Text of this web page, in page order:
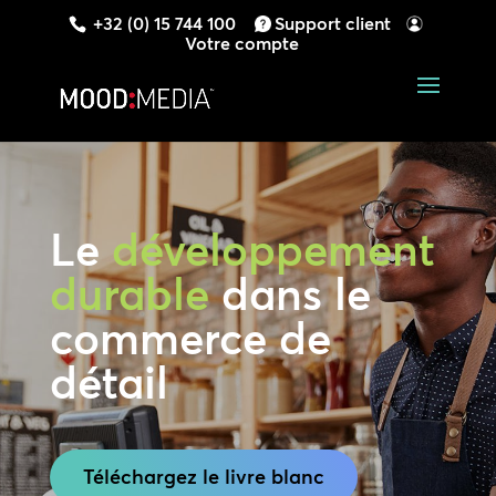
+32 (0) 15 744 100
Support client
Votre compte
Ledéveloppement
durabledans le
commerce de
détail
Téléchargez le livre blanc